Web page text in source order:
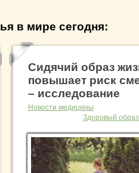
в мире сегодня:
Сидячий образ
повышает риск
– исследование
Новости медицины
Здоровый